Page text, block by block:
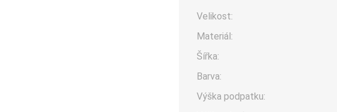
Velikost:
Materiál:
Šířka:
Barva:
Výška podpatku: